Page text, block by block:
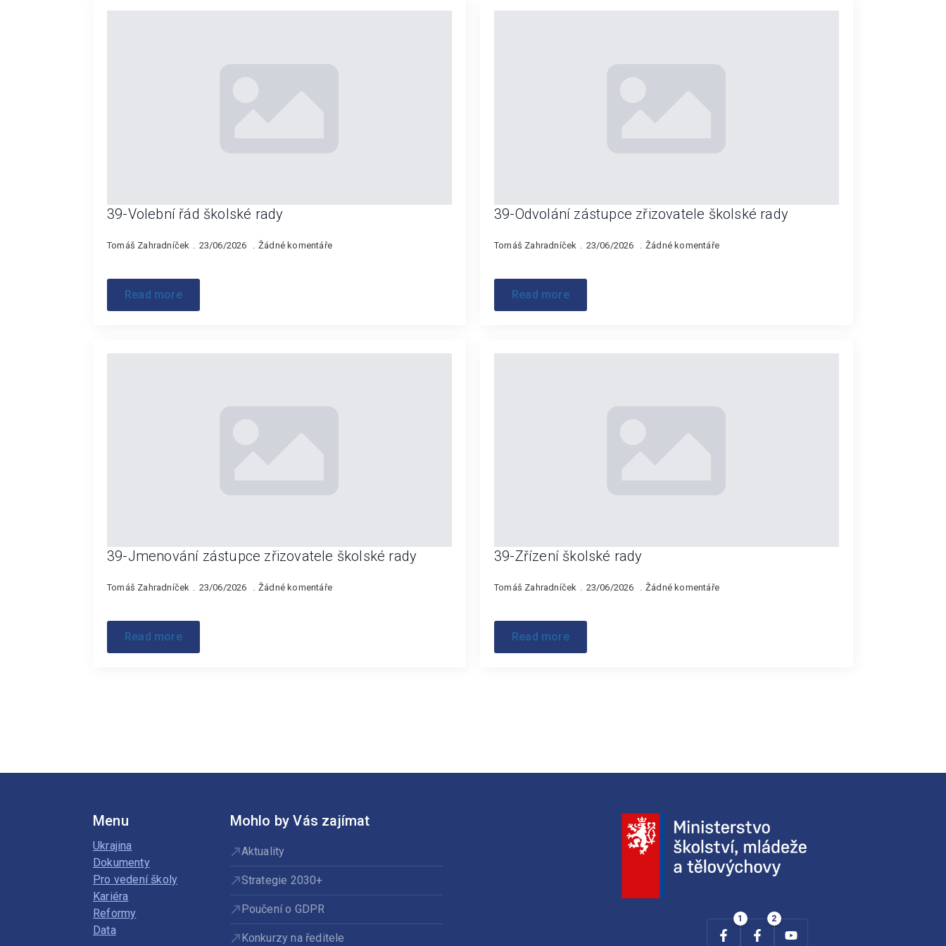
39-Volební řád školské rady
Tomáš Zahradníček 23/06/2026 Žádné komentáře
Read more
39-Odvolání zástupce zřizovatele školské rady
Tomáš Zahradníček 23/06/2026 Žádné komentáře
Read more
39-Jmenování zástupce zřizovatele školské rady
Tomáš Zahradníček 23/06/2026 Žádné komentáře
Read more
39-Zřízení školské rady
Tomáš Zahradníček 23/06/2026 Žádné komentáře
Read more
Menu
Ukrajina
Dokumenty
Pro vedení školy
Kariéra
Reformy
Data
Mohlo by Vás zajímat
Aktuality
Strategie 2030+
Poučení o GDPR
Konkurzy na ředitele